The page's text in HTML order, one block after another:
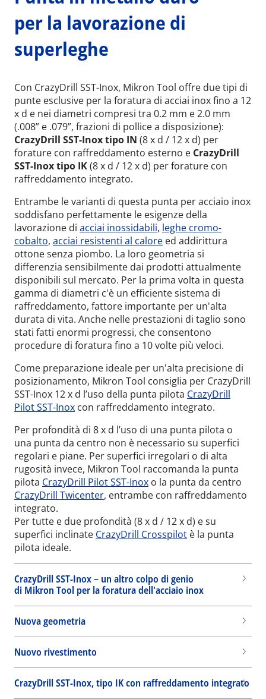
per la lavorazione di
superleghe
Con CrazyDrill SST-Inox, Mikron Tool offre due tipi di
punte esclusive per la foratura di acciai inox fino a 12
x d e nei diametri compresi tra 0.2 mm e 2.0 mm
(.008” e .079”, frazioni di pollice a disposizione):
CrazyDrill SST-Inox tipo IN (8 x d / 12 x d) per
forature con raffreddamento esterno e CrazyDrill
SST-Inox tipo IK(8 x d / 12 x d) per forature con
raffreddamento integrato.
Entrambe le varianti di questa punta per acciaio inox
soddisfano perfettamente le esigenze della
lavorazione di acciai inossidabili, leghe cromo-
cobalto, acciai resistenti al calore ed addirittura
ottone senza piombo. La loro geometria si
differenzia sensibilmente dai prodotti attualmente
disponibili sul mercato. Per la prima volta in questa
gamma di diametri c'è un efficiente sistema di
raffreddamento, fattore importante per un'alta
durata di vita. Anche nelle prestazioni di taglio sono
stati fatti enormi progressi, che consentono
procedure di foratura fino a 10 volte più veloci.
Come preparazione ideale per un'alta precisione di
posizionamento, Mikron Tool consiglia per CrazyDrill
SST-Inox 12 x d l’uso della punta pilota CrazyDrill
Pilot SST-Inox con raffreddamento integrato.
Per profondità di 8 x d l’uso di una punta pilota o
una punta da centro non è necessario su superfici
regolari e piane. Per superfici irregolari o di alta
rugosità invece, Mikron Tool raccomanda la punta
pilota CrazyDrill Pilot SST-Inox o la punta da centro
CrazyDrill Twicenter, entrambe con raffreddamento
integrato.
Per tutte e due profondità (8 x d / 12 x d) e su
superfici inclinate CrazyDrill Crosspilot è la punta
pilota ideale.
CrazyDrill SST-Inox – un altro colpo di genio
di Mikron Tool per la foratura dell'acciaio inox
Nuova geometria
Nuovo rivestimento
CrazyDrill SST-Inox, tipo IK con raffreddamento integrato